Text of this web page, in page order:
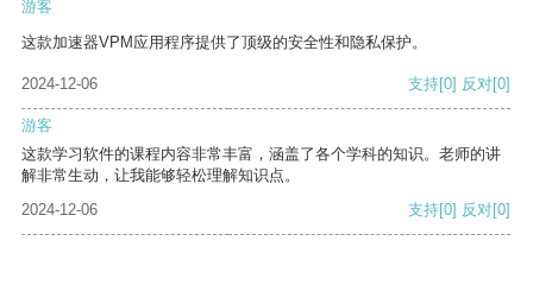
游客
这款加速器VPM应用程序提供了顶级的安全性和隐私保护。
2024-12-06 支持[0] 反对[0]
游客
这款学习软件的课程内容非常丰富，涵盖了各个学科的知识。老师的讲
解非常生动，让我能够轻松理解知识点。
2024-12-06
支持[0] 反对[0]